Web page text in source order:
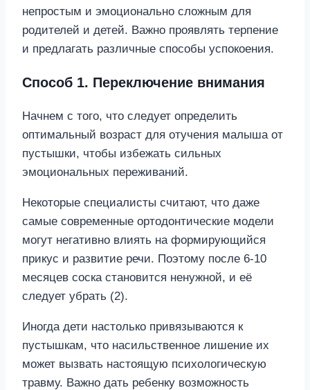
непростым и эмоционально сложным для
родителей и детей. Важно проявлять терпение
и предлагать различные способы успокоения.
Способ 1. Переключение внимания
Начнем с того, что следует определить
оптимальный возраст для отучения малыша от
пустышки, чтобы избежать сильных
эмоциональных переживаний.
Некоторые специалисты считают, что даже
самые современные ортодонтические модели
могут негативно влиять на формирующийся
прикус и развитие речи. Поэтому после 6-10
месяцев соска становится ненужной, и её
следует убрать (2).
Иногда дети настолько привязываются к
пустышкам, что насильственное лишение их
может вызвать настоящую психологическую
травму. Важно дать ребенку возможность